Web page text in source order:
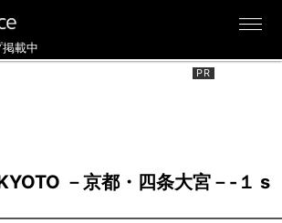
載中
－京都・四条大宮－-１ s